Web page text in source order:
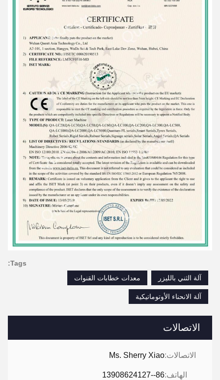
الاتصالات
الاتصالات:Ms. Sherry Xiao
الهاتف:86--13908624127
Tags:
آلة الثني بالليزر
معدات خطابات القنوات
آلة الانحناء الأوتوماتيكية